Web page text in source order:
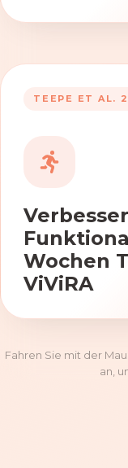
TEEPE ET AL.
Wochen
ViViRA
Durch die
Fahren Sie mit der
an,